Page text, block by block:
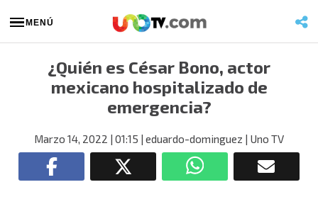
MENÚ
¿Quién es César Bono, actor
mexicano hospitalizado de
emergencia?
Marzo 14, 2022 | 01:15 | eduardo-dominguez | Uno TV